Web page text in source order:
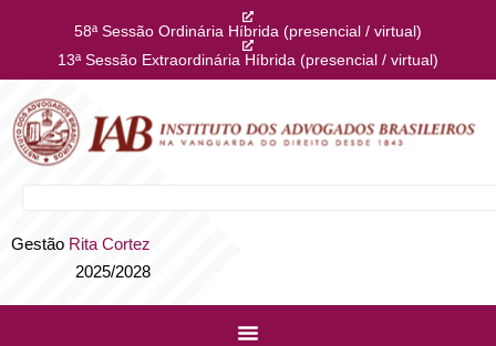
58ª Sessão Ordinária Híbrida (presencial / virtual)
13ª Sessão Extraordinária Híbrida (presencial / virtual)
Gestão Rita Cortez
2025/2028